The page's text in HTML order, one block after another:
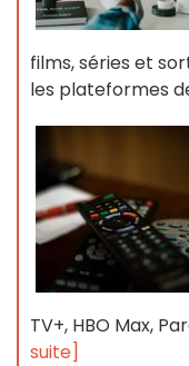
films, séries et
les plateformes
TV+, HBO Max,
suite]